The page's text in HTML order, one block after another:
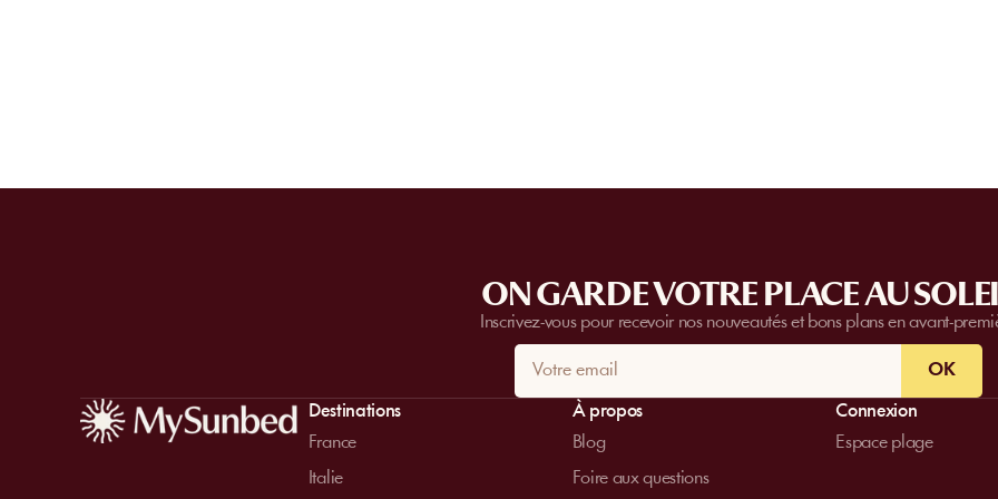
ON GARDE VOTRE PLACE AU
Inscrivez-vous pour recevoir nos nouveautés et bons plans en avant-
OK
Destinations
France
Italie
À propos
Blog
Foire aux questions
Connexion
Espace plage